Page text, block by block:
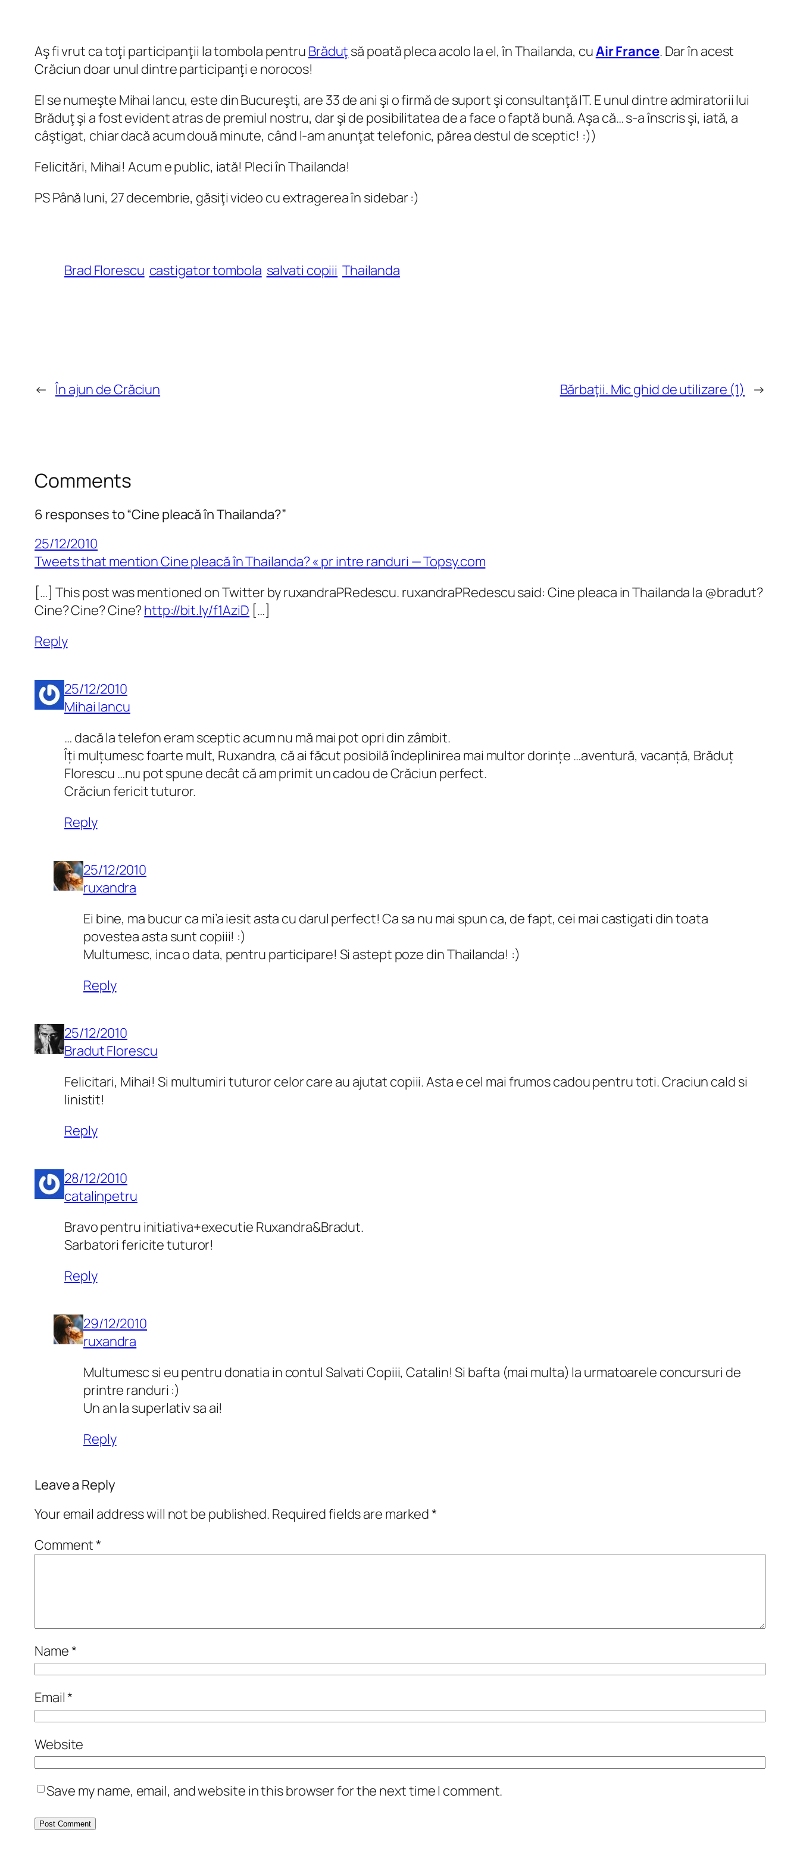
Aş fi vrut ca toţi participanţii la tombola pentru Brăduţ să poată pleca acolo la el, în Thailanda, cuAir France. Dar în acest
Crăciun doar unul dintre participanţi e norocos!
El se numeşte Mihai Iancu, este din Bucureşti, are 33 de ani şi o firmă de suport şi consultanţă IT. E unul dintre admiratorii lui
Brăduţ şi a fost evident atras de premiul nostru, dar şi de posibilitatea de a face o faptă bună. Aşa că… s-a înscris şi, iată, a
câştigat, chiar dacă acum două minute, când l-am anunţat telefonic, părea destul de sceptic! :))
Felicitări, Mihai! Acum e public, iată! Pleci în Thailanda!
PS Până luni, 27 decembrie, găsiţi video cu extragerea în sidebar :)
Brad Florescu castigator tombola salvati copiii Thailanda
← În ajun de Crăciun Bărbaţii. Mic ghid de utilizare (1) →
Comments
6 responses to “Cine pleacă în Thailanda?”
25/12/2010
Tweets that mention Cine pleacă în Thailanda? « pr intre randuri — Topsy.com
[…] This post was mentioned on Twitter by ruxandraPRedescu. ruxandraPRedescu said: Cine pleaca in Thailanda la @bradut?
Cine? Cine? Cine?http://bit.ly/f1AziD […]
Reply
25/12/2010
Mihai Iancu
… dacă la telefon eram sceptic acum nu mă mai pot opri din zâmbit.
Îți mulțumesc foarte mult, Ruxandra, că ai făcut posibilă îndeplinirea mai multor dorințe …aventură, vacanță, Brăduț
Florescu …nu pot spune decât că am primit un cadou de Crăciun perfect.
Crăciun fericit tuturor.
Reply
25/12/2010
ruxandra
Ei bine, ma bucur ca mi’a iesit asta cu darul perfect! Ca sa nu mai spun ca, de fapt, cei mai castigati din toata
povestea asta sunt copiii! :)
Multumesc, inca o data, pentru participare! Si astept poze din Thailanda! :)
Reply
25/12/2010
Bradut Florescu
Felicitari, Mihai! Si multumiri tuturor celor care au ajutat copiii. Asta e cel mai frumos cadou pentru toti. Craciun cald si
linistit!
Reply
28/12/2010
catalinpetru
Bravo pentru initiativa+executie Ruxandra&Bradut.
Sarbatori fericite tuturor!
Reply
29/12/2010
ruxandra
Multumesc si eu pentru donatia in contul Salvati Copiii, Catalin! Si bafta (mai multa) la urmatoarele concursuri de
printre randuri :)
Un an la superlativ sa ai!
Reply
Leave a Reply
Your email address will not be published. Required fields are marked*
Comment*
Name*
Email*
Website
Save my name, email, and website in this browser for the next time I comment.